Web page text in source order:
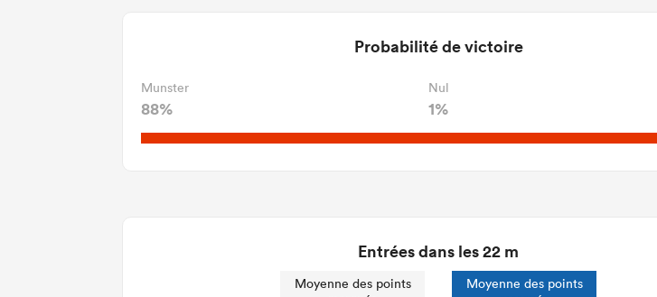
Probabilité de victoire
Munster
88%
Nul
1%
Entrées dans les 22 m
Moyenne des points
Moyenne des points